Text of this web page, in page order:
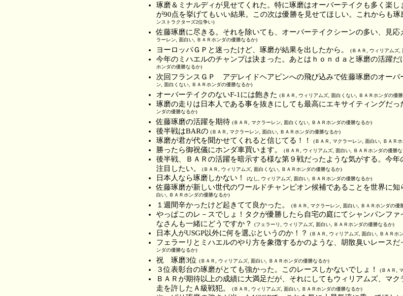
琢磨＆ミナルディが見せてくれた。特に琢磨はオーバーテイクも多く楽
が90点を挙げてもいい結果。この次は優勝を見せてほしい。これからも琢
ンストラクターズ2位争い)
佐藤琢磨に尽きる。それを除いても、オーバーテイクシーンの多い、見応
ラーレン, 面白い, ＢＡＲホンダの優勝なるか)
ヨーロッパＧＰと迷ったけど、琢磨が結果を出したから。
(ＢＡＲ, ウィリアムズ,
今年のミハエルのチャンプは決まった。あとはｈｏｎｄａと琢磨の活躍だ
ホンダの優勝なるか)
次回フランスＧＰ アデレイドヘアピンへの飛び込みで佐藤琢磨のオーバ
ン, 面白くない, ＢＡＲホンダの優勝なるか)
オーバーテイクのないF-1には飽きた (ＢＡＲ, ウィリアムズ, 面白くない, ＢＡＲホンダの優
琢磨の走りは日本人である事を抜きにしても最高にエキサイティングだっ
ンダの優勝なるか)
佐藤琢磨の活躍を期待 (ＢＡＲ, マクラーレン, 面白くない, ＢＡＲホンダの優勝なるか)
後半戦はBARの (ＢＡＲ, マクラーレン, 面白い, ＢＡＲホンダの優勝なるか)
琢磨が君が代を聞かせてくれると信じてる！！ (ＢＡＲ, マクラーレン, 面白い, ＢＡＲ
勝ったら御祝儀にホンダ車買います。 (ＢＡＲ, ウィリアムズ, 面白い, ＢＡＲホンダの優勝
後半戦、ＢＡＲの活躍を暗示する様な第９戦だったような気がする。今
注目したい。
(ＢＡＲ, ウィリアムズ, 面白くない, ＢＡＲホンダの優勝なるか)
日本人なら琢磨しかない！ (なし, ウィリアムズ, 面白い, ＢＡＲホンダの優勝なるか)
佐藤琢磨が新しい世代のワールドチャンピオン候補であることを世界に知
白い, ＢＡＲホンダの優勝なるか)
１週間辛かったけど起きてて良かった。
(ＢＡＲ, マクラーレン, 面白い, ＢＡＲホンダの優
やっぱこのレ－スでしょ！タクが優勝したら自宅の庭にてシャンパンフ
なさんも一緒にどうですか？
(フェラーリ, ウィリアムズ, 面白い, ＢＡＲホンダの優勝なるか)
日本人がUSGP以外に何を選ぶというのか！？ (ＢＡＲ, ウィリアムズ, 面白い, ＢＡＲホ
フェラーリとミハエルのやり方を象徴するかのような、胡散臭いレースだ
ンダの優勝なるか)
祝 琢磨3位 (ＢＡＲ, ウィリアムズ, 面白い, ＢＡＲホンダの優勝なるか)
３位表彰台の琢磨がとても強かった。このレースしかないでしょ！ (ＢＡＲ,
ＢＡＲが期待以上の成績に大満足だが、それにしてもウィリアムズ、マ
走を許したＡ級戦犯。
(ＢＡＲ, ウィリアムズ, 面白い, ＢＡＲホンダの優勝なるか)